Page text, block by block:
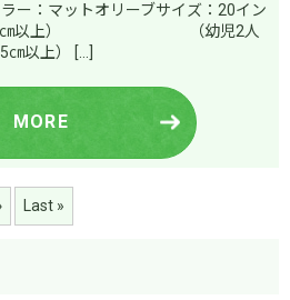
ー：マットオリーブサイズ：20イン
142㎝以上） （幼児2人
㎝以上） […]
MORE
Last »